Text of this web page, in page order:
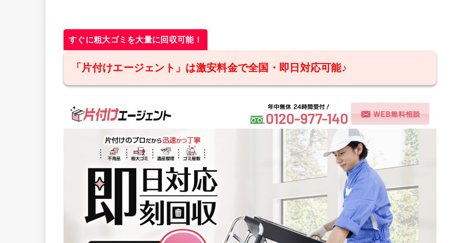
すぐに粗大ゴミを大量に回収可能！
「片付けエージェント」は激安料金で全国・即日対応可能♪